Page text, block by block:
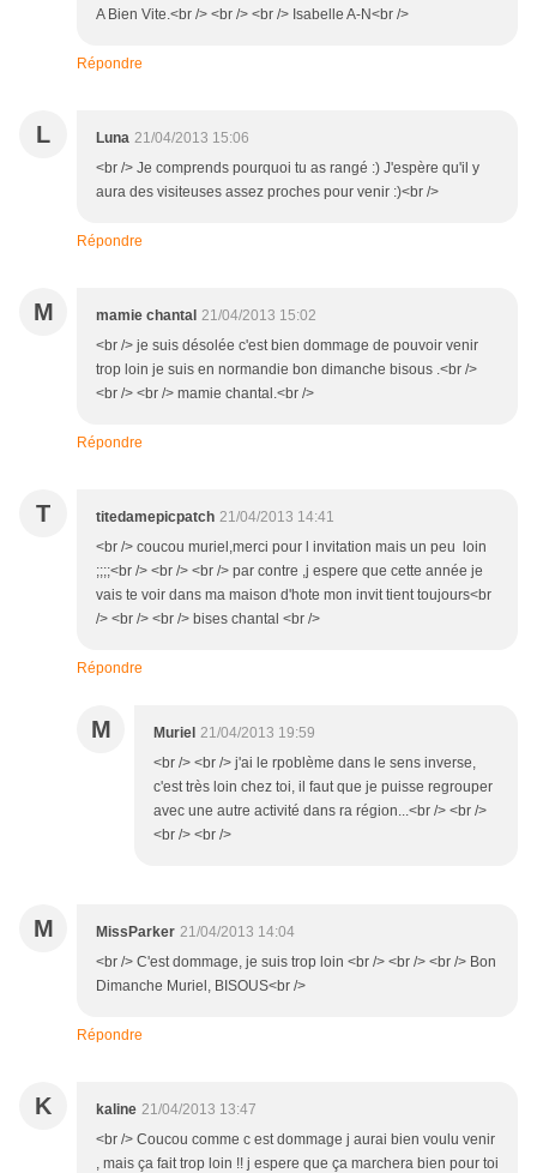
A Bien Vite.<br /> <br /> <br /> Isabelle A-N<br />
Répondre
L Luna 21/04/2013 15:06
<br /> Je comprends pourquoi tu as rangé :) J'espère qu'il y
aura des visiteuses assez proches pour venir :)<br />
Répondre
M mamie chantal 21/04/2013 15:02
<br /> je suis désolée c'est bien dommage de pouvoir venir
trop loin je suis en normandie bon dimanche bisous .<br />
<br /> <br /> mamie chantal.<br />
Répondre
T titedamepicpatch 21/04/2013 14:41
<br /> coucou muriel,merci pour l invitation mais un peu loin
;;;;<br /> <br /> <br /> par contre ,j espere que cette année je
vais te voir dans ma maison d'hote mon invit tient toujours<br
/> <br /> <br /> bises chantal <br />
Répondre
M Muriel 21/04/2013 19:59
<br /> <br /> j'ai le rpoblème dans le sens inverse,
c'est très loin chez toi, il faut que je puisse regrouper
avec une autre activité dans ra région...<br /> <br />
<br /> <br />
M MissParker 21/04/2013 14:04
<br /> C'est dommage, je suis trop loin <br /> <br /> <br /> Bon
Dimanche Muriel, BISOUS<br />
Répondre
K kaline 21/04/2013 13:47
<br /> Coucou comme c est dommage j aurai bien voulu venir
, mais ça fait trop loin !! j espere que ça marchera bien pour toi